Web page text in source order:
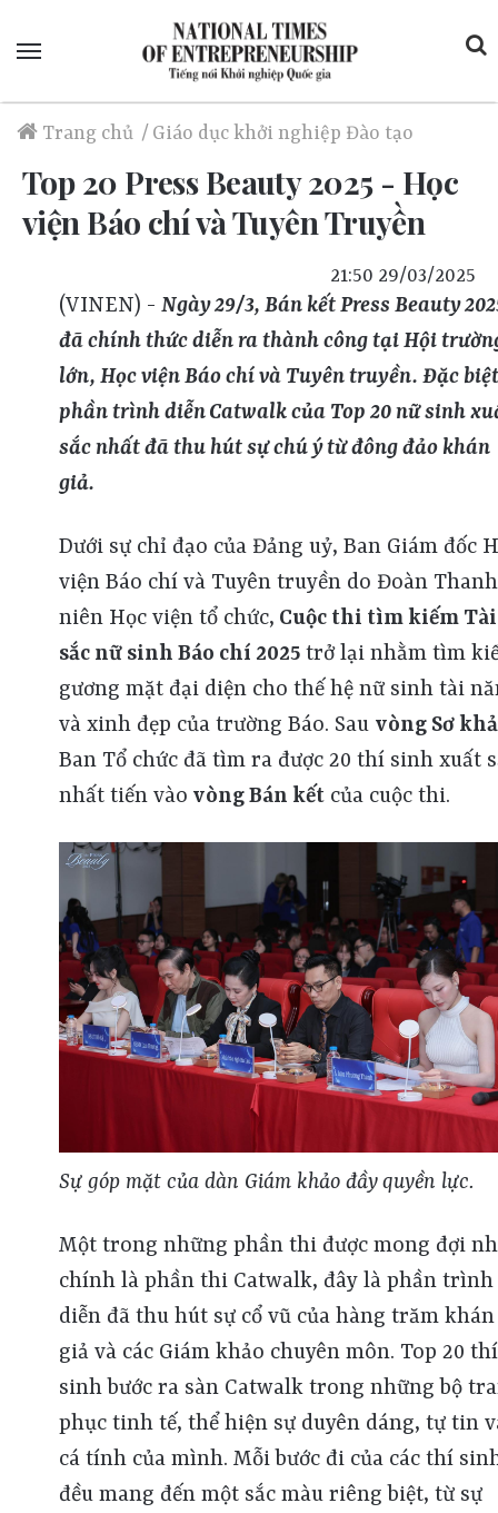
Trang chủ / Giáo dục khởi nghiệp Đào tạo
Top 20 Press Beauty 2025 - Học
viện Báo chí và Tuyên Truyền
21:50 29/03/2025
(VINEN) - Ngày 29/3, Bán kết Press Beauty
đã chính thức diễn ra thành công tại Hội
lớn, Học viện Báo chí và Tuyên truyền. Đặc
phần trình diễn Catwalk của Top 20 nữ sinh
sắc nhất đã thu hút sự chú ý từ đông đảo khán
giả.
Dưới sự chỉ đạo của Đảng uỷ, Ban Giám đốc
viện Báo chí và Tuyên truyền do Đoàn Thanh
niên Học viện tổ chức, Cuộc thi tìm kiếm Tài
sắc nữ sinh Báo chí 2025trở lại nhằm tìm
gương mặt đại diện cho thế hệ nữ sinh tài
và xinh đẹp của trường Báo. Sau vòng Sơ
Ban Tổ chức đã tìm ra được 20 thí sinh xuất
nhất tiến vào vòng Bán kếtcủa cuộc thi.
Sự góp mặt của dàn Giám khảo đầy quyền lực.
Một trong những phần thi được mong đợi
chính là phần thi Catwalk, đây là phần trình
diễn đã thu hút sự cổ vũ của hàng trăm khán
giả và các Giám khảo chuyên môn. Top 20 thí
sinh bước ra sàn Catwalk trong những bộ
phục tinh tế, thể hiện sự duyên dáng, tự tin
cá tính của mình. Mỗi bước đi của các thí
đều mang đến một sắc màu riêng biệt, từ sự